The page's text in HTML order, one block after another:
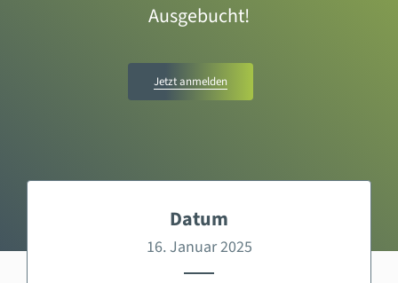
Ausgebucht!
Jetzt anmelden
Datum
16. Januar 2025